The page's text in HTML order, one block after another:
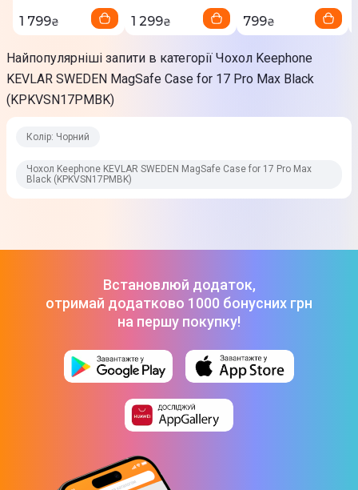
1 799₴ 1 299₴ 799₴
Найпопулярніші запити в категорії Чохол Keephone
KEVLAR SWEDEN MagSafe Case for 17 Pro Max Black
(KPKVSN17PMBK)
Колір: Чорний
Чохол Keephone KEVLAR SWEDEN MagSafe Case for 17 Pro Max
Black (KPKVSN17PMBK)
Встановлюй додаток,
отримай додатково 1000 бонусних грн
на першу покупку!